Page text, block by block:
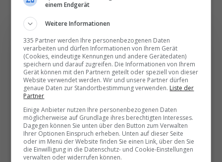
Die wichtigsten und
besten News direkt in
Ihr E‑Mail-Postfach
Täglich oder wöchentlich, mit mehr Insights oder
weniger. Bei Travel­news haben Sie die Wahl.
einem Endgerät
Weitere Informationen
335 Partner werden Ihre personenbezogenen Daten
verarbeiten und dürfen Informationen von Ihrem Gerät
(Cookies, eindeutige Kennungen und andere Gerätedaten)
speichern und darauf zugreifen. Die Informationen von Ihrem
Gerät können mit den Partnern geteilt oder speziell von dieser
Website verwendet werden. Wir und unsere Partner dürfen
genaue Daten zur Standortbestimmung verwenden. Liste der
Partner
Einige Anbieter nutzen Ihre personenbezogenen Daten
möglicherweise auf Grundlage ihres berechtigten Interesses.
Dagegen können Sie unten über den Button zum Verwalten
Ihrer Optionen Einspruch erheben. Unten auf dieser Seite
oder im Menü der Website finden Sie einen Link, über den Sie
die Einwilligung in die Datenschutz- und Cookie-Einstellungen
verwalten oder widerrufen können.